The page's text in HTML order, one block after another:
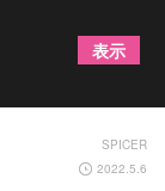
」をデジタル
SPICER
2022.5.6
表示